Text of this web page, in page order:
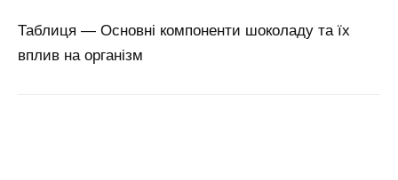
Таблиця — Основні компоненти шоколаду та їх
вплив на організм